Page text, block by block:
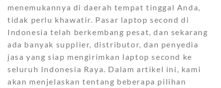
menemukannya di daerah tempat tinggal Anda,
tidak perlu khawatir. Pasar laptop second di
Indonesia telah berkembang pesat, dan sekarang
ada banyak supplier, distributor, dan penyedia
jasa yang siap mengirimkan laptop second ke
seluruh Indonesia Raya. Dalam artikel ini, kami
akan menjelaskan tentang beberapa pilihan